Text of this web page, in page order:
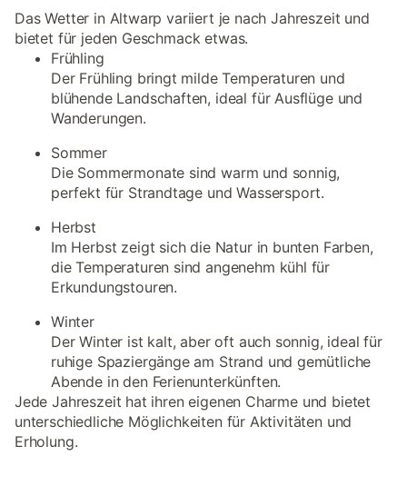
Das Wetter in Altwarp variiert je nach Jahreszeit und
bietet für jeden Geschmack etwas.
Frühling
Der Frühling bringt milde Temperaturen und
blühende Landschaften, ideal für Ausflüge und
Wanderungen.
Sommer
Die Sommermonate sind warm und sonnig,
perfekt für Strandtage und Wassersport.
Herbst
Im Herbst zeigt sich die Natur in bunten Farben,
die Temperaturen sind angenehm kühl für
Erkundungstouren.
Winter
Der Winter ist kalt, aber oft auch sonnig, ideal für
ruhige Spaziergänge am Strand und gemütliche
Abende in den Ferienunterkünften.
Jede Jahreszeit hat ihren eigenen Charme und bietet
unterschiedliche Möglichkeiten für Aktivitäten und
Erholung.